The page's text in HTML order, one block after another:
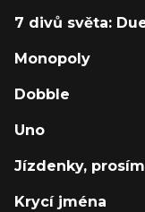
7 divů světa:
Monopoly
Dobble
Uno
Jízdenky,
Krycí jména